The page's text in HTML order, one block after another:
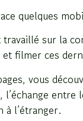
quelques
travaillé sur la
filmer ces
vous
l’échange
l’étranger.